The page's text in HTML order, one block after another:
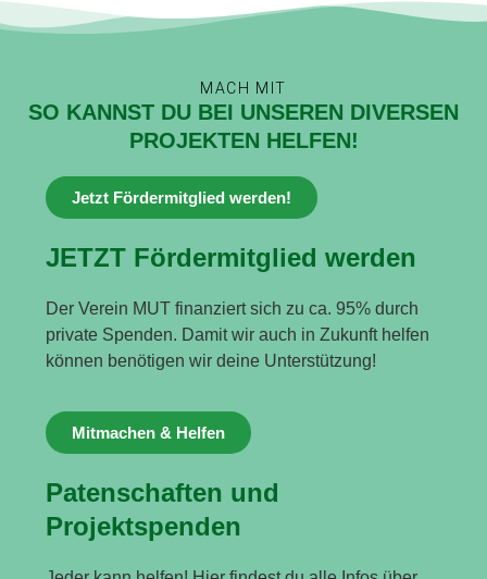
MACH MIT
SO KANNST DU BEI UNSEREN DIVERSEN
PROJEKTEN HELFEN!
Jetzt Fördermitglied werden!
JETZT Fördermitglied werden
Der Verein MUT finanziert sich zu ca. 95% durch
private Spenden. Damit wir auch in Zukunft helfen
können benötigen wir deine Unterstützung!
Mitmachen & Helfen
Patenschaften und
Projektspenden